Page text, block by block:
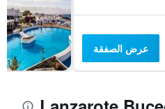
عرض الصفقة